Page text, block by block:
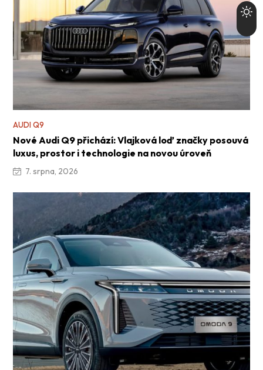
AUDI Q9
Nové Audi Q9 přichází: Vlajková loď značky posouvá
luxus, prostor i technologie na novou úroveň
7. srpna, 2026